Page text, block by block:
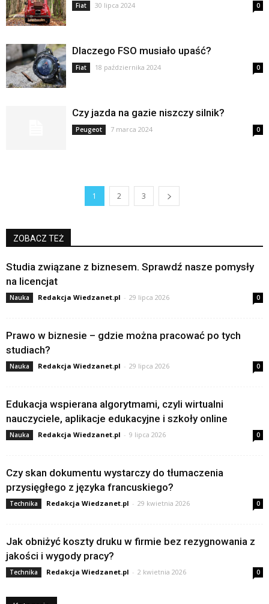
Fiat 30 lipca 2024 0
Dlaczego FSO musiało upaść?
Fiat 18 października 2024 0
Czy jazda na gazie niszczy silnik?
Peugeot 7 marca 2024 0
1 2 3
ZOBACZ TEŻ
Studia związane z biznesem. Sprawdź nasze pomysły
na licencjat
Nauka Redakcja Wiedzanet.pl - 29 lipca 2026 0
Prawo w biznesie – gdzie można pracować po tych
studiach?
Nauka Redakcja Wiedzanet.pl - 29 lipca 2026 0
Edukacja wspierana algorytmami, czyli wirtualni
nauczyciele, aplikacje edukacyjne i szkoły online
Nauka Redakcja Wiedzanet.pl - 9 lipca 2026 0
Czy skan dokumentu wystarczy do tłumaczenia
przysięgłego z języka francuskiego?
Technika Redakcja Wiedzanet.pl - 29 kwietnia 2026 0
Jak obniżyć koszty druku w firmie bez rezygnowania z
jakości i wygody pracy?
Technika Redakcja Wiedzanet.pl - 2 kwietnia 2026 0